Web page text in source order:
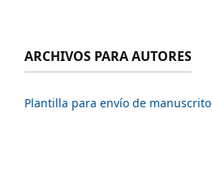
ARCHIVOS PARA AUTORES
Plantilla para envío de manuscrito